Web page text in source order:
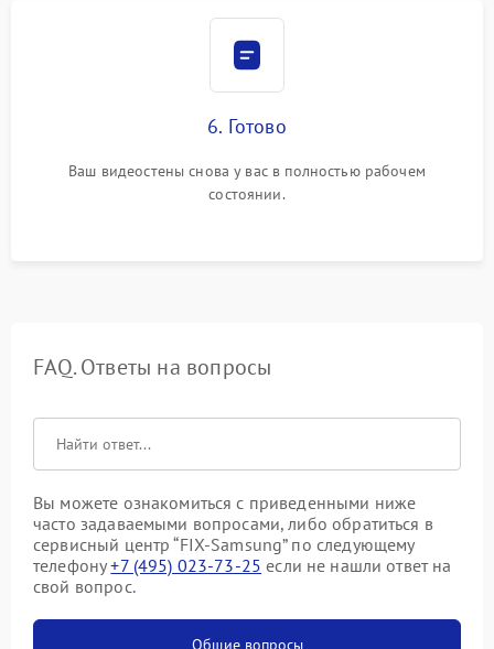
6. Готово
Ваш видеостены снова у вас в полностью рабочем
состоянии.
FAQ. Ответы на вопросы
Вы можете ознакомиться с приведенными ниже
часто задаваемыми вопросами, либо обратиться в
сервисный центр “FIX-Samsung” по следующему
телефону+7 (495) 023-73-25 если не нашли ответ на
свой вопрос.
Общие вопросы